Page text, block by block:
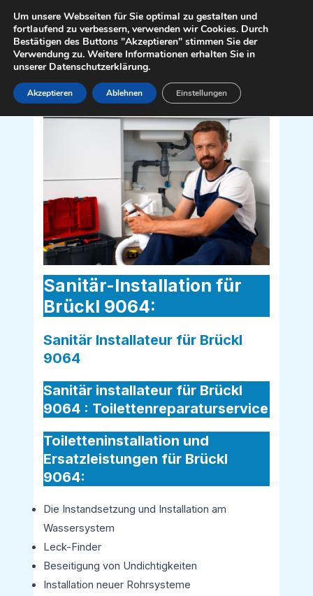
Inhalt
springen
Sanitär Installateur für Brückl 9064
Sanitär-Installation für
Brückl 9064:
Sanitär Installateur für Brückl
9064
Sanitär installateur für Brückl
9064 : Toilettenreparaturservice
Toiletteninstallation und
Ersatzleistungen für Brückl
9064:
Die Instandsetzung und Installation am
Wassersystem
Leck-Finder
Beseitigung von Undichtigkeiten
Installation neuer Rohrsysteme
Um unsere Webseiten für Sie optimal zu gestalten und
fortlaufend zu verbessern, verwenden wir Cookies. Durch
Bestätigen des Buttons "Akzeptieren" stimmen Sie der
Verwendung zu. Weitere Informationen erhalten Sie in
unserer Datenschutzerklärung.
Akzeptieren Ablehnen Einstellungen